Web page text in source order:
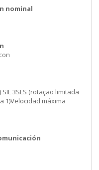
nominal
3SLS (rotação limitada
1)Velocidad máxima